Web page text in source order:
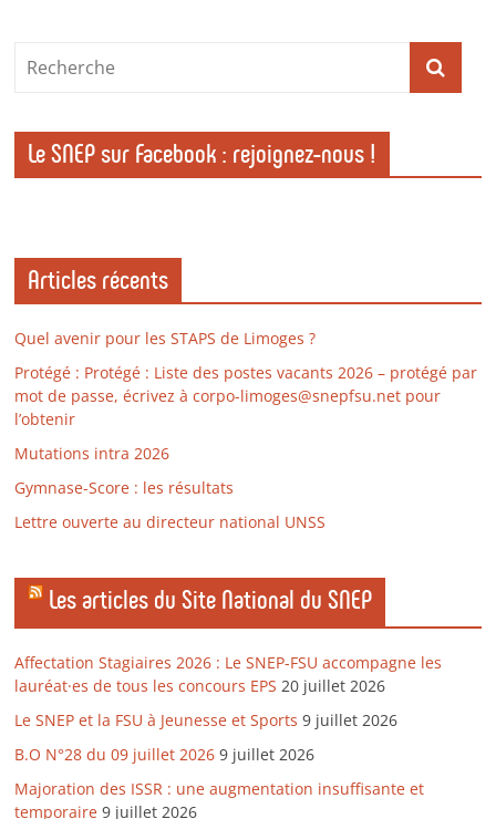
Le SNEP sur Facebook : rejoignez-nous !
Articles récents
Quel avenir pour les STAPS de Limoges ?
Protégé : Protégé : Liste des postes vacants 2026 – protégé par
mot de passe, écrivez à corpo-limoges@snepfsu.net pour
l’obtenir
Mutations intra 2026
Gymnase-Score : les résultats
Lettre ouverte au directeur national UNSS
Les articles du Site National du SNEP
Affectation Stagiaires 2026 : Le SNEP-FSU accompagne les
lauréat·es de tous les concours EPS 20 juillet 2026
Le SNEP et la FSU à Jeunesse et Sports 9 juillet 2026
B.O N°28 du 09 juillet 2026 9 juillet 2026
Majoration des ISSR : une augmentation insuffisante et
temporaire 9 juillet 2026